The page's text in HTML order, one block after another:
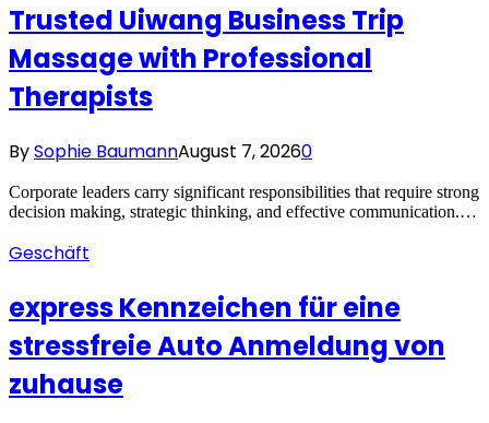
Trusted Uiwang Business Trip
Massage with Professional
Therapists
BySophie BaumannAugust 7, 20260
Corporate leaders carry significant responsibilities that require strong
decision making, strategic thinking, and effective communication.…
Geschäft
express Kennzeichen für eine
stressfreie Auto Anmeldung von
zuhause